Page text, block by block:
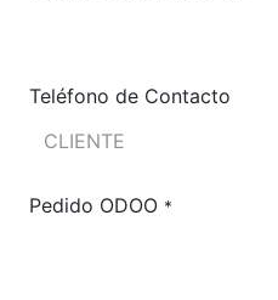
Teléfono de Contacto
Pedido ODOO *